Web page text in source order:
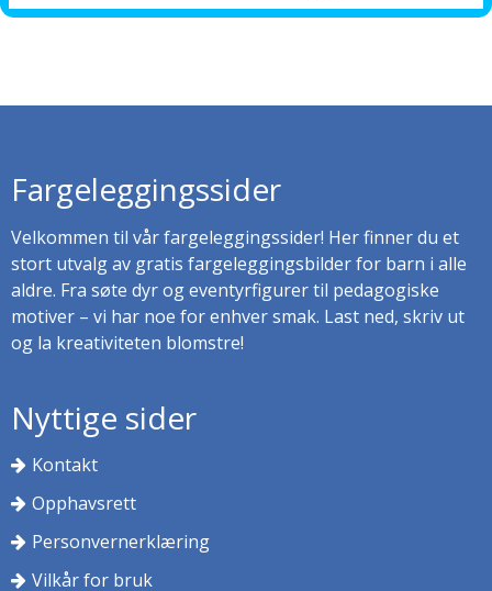
Fargeleggingssider
Velkommen til vår fargeleggingssider! Her finner du et
stort utvalg av gratis fargeleggingsbilder for barn i alle
aldre. Fra søte dyr og eventyrfigurer til pedagogiske
motiver – vi har noe for enhver smak. Last ned, skriv ut
og la kreativiteten blomstre!
Nyttige sider
Kontakt
Opphavsrett
Personvernerklæring
Vilkår for bruk